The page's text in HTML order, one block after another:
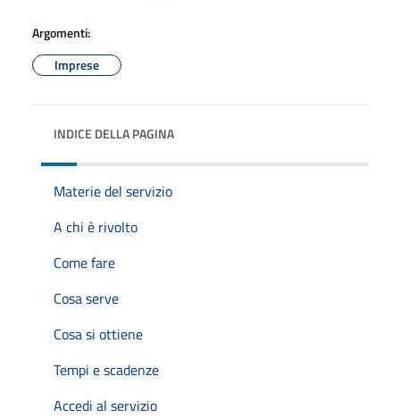
Argomenti:
Imprese
INDICE DELLA PAGINA
Materie del servizio
A chi è rivolto
Come fare
Cosa serve
Cosa si ottiene
Tempi e scadenze
Accedi al servizio